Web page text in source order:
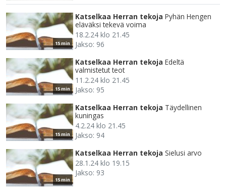
15 min
Katselkaa Herran tekoja Pyhän Hengen
eläväksi tekevä voima
18.2.24 klo 21.45
Jakso: 96
15 min
Katselkaa Herran tekoja Edeltä
valmistetut teot
11.2.24 klo 21.45
Jakso: 95
15 min
Katselkaa Herran tekoja Täydellinen
kuningas
4.2.24 klo 21.45
Jakso: 94
15 min
Katselkaa Herran tekoja Sielusi arvo
28.1.24 klo 19.15
Jakso: 93